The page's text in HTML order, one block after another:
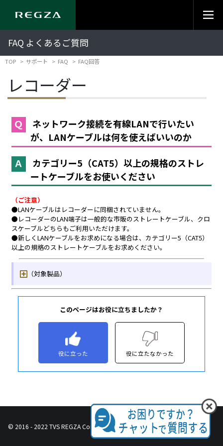
FAQ よくあるご質問
TOP サポート FAQ FAQ回答
レコーダー
このページはお役に立ちましたか？
役に立った 役に立たなかった
© 2016 - 2022 TVS REGZA Corporation, All Rights Reserved.